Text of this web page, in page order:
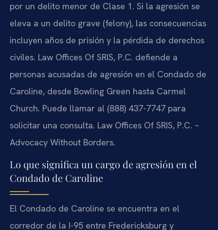
por un delito menor de Clase 1. Si la agresión se
eleva a un delito grave (felony), las consecuencias
incluyen años de prisión y la pérdida de derechos
civiles. Law Offices Of SRIS, P.C. defiende a
personas acusadas de agresión en el Condado de
Caroline, desde Bowling Green hasta Carmel
Church. Puede llamar al (888) 437-7747 para
solicitar una consulta. Law Offices Of SRIS, P.C. –
Advocacy Without Borders.
Lo que significa un cargo de agresión en el
Condado de Caroline
El Condado de Caroline se encuentra en el
corredor de la I-95 entre Fredericksburg y